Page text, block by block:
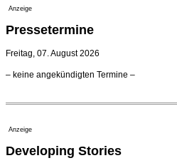
Anzeige
Pressetermine
Freitag, 07. August 2026
– keine angekündigten Termine –
Anzeige
Developing Stories